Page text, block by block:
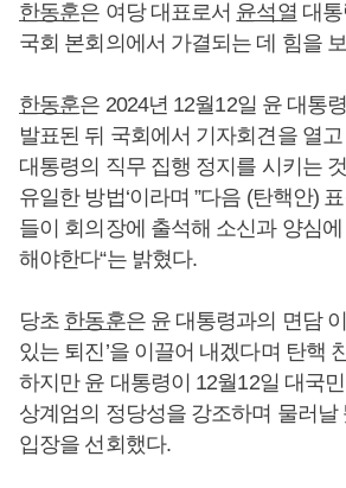
한동훈은 여당 대표로서 윤석열 대
국회 본회의에서 가결되는 데 힘을
한동훈은 2024년 12월12일 윤 대통
발표된 뒤 국회에서 기자회견을 열
대통령의 직무 집행 정지를 시키는
유일한 방법‘이라며 ”다음 (탄핵안)
들이 회의장에 출석해 소신과 양심
해야한다“는 밝혔다.
당초 한동훈은 윤 대통령과의 면담
있는 퇴진’을 이끌어 내겠다며 탄핵
하지만 윤 대통령이 12월12일 대국민
상계엄의 정당성을 강조하며 물러날
입장을 선회했다.